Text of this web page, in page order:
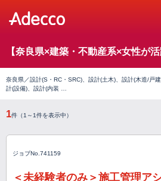
【奈良県×建築・不動産系×女性が
奈良県／設計(S・RC・SRC)、設計(土木)、設計(木造/戸
計(設備)、設計(内装 …
1件（1～1件を表示中）
ジョブNo.741159
＜未経験者のみ＞施工管理ア